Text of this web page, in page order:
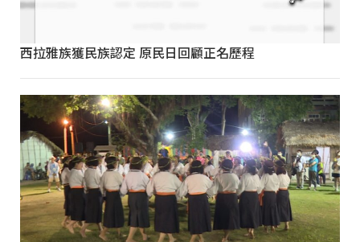
西拉雅族獲民族認定 原民日回顧正名歷程